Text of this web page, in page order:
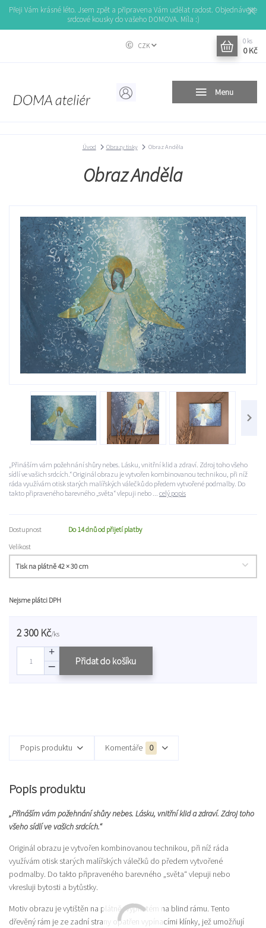
Přeji Vám krásné léto. Jsem zpět a připravena Vám udělat radost. Objednávejte
srdcové kousky do vašeho DOMOVA. Míla :)
Menu
CZK
0 ks
0 Kč
Úvod Obrazy tisky Obraz Anděla
Obraz Anděla
„Přináším vám požehnání shůry nebes. Lásku, vnitřní klid a zdraví. Zdroj toho všeho
sídlí ve vašich srdcích.“ Originál obrazu je vytvořen kombinovanou technikou, při níž
ráda využívám otisk starých malířských válečků do předem vytvořené podmalby. Do
takto připraveného barevného „světa“ vlepuji nebo ... celý popis
Dostupnost
Do 14 dnů od přijetí platby
Velikost
Nejsme plátci DPH
2 300 Kč/ks
Přidat do košíku
Popis produktu Komentáře 0
Popis produktu
„Přináším vám požehnání shůry nebes. Lásku, vnitřní klid a zdraví. Zdroj toho
všeho sídlí ve vašich srdcích.“
Originál obrazu je vytvořen kombinovanou technikou, při níž ráda
využívám otisk starých malířských válečků do předem vytvořené
podmalby. Do takto připraveného barevného „světa“ vlepuji nebo
vkresluji bytosti a bytůstky.
Motiv obrazu je vytištěn na plátně, vypnutém na blind rámu. Tento
dřevěný rám je ze zadní strany opatřen vypínacími klínky, jež umožňují